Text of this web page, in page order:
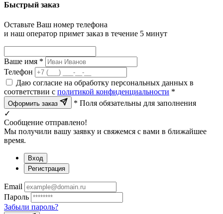
Быстрый заказ
Оставьте Ваш номер телефона
и наш оператор примет заказ в течение 5 минут
Ваше имя *
Телефон
Даю согласие на обработку персональных данных в
соответствии с политикой конфиденциальности *
Оформить заказ
* Поля обязательны для заполнения
✓
Сообщение отправлено!
Мы получили вашу заявку и свяжемся с вами в ближайшее
время.
Вход
Регистрация
Email
Пароль
Забыли пароль?